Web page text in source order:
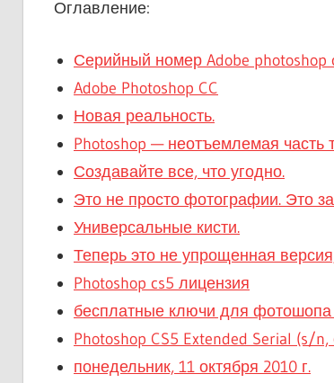
Оглавление:
Серийный номер Adobe photoshop
Adobe Photoshop CC
Новая реальность.
Photoshop — неотъемлемая часть
Создавайте все, что угодно.
Это не просто фотографии. Это
Универсальные кисти.
Теперь это не упрощенная
Photoshop cs5 лицензия
бесплатные ключи для фотошопа
Photoshop CS5 Extended Serial (s/
понедельник, 11 октября 2010 г.